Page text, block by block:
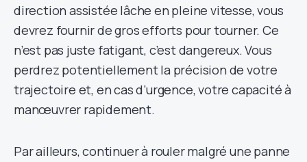
direction assistée lâche en pleine vitesse, vous
devrez fournir de gros efforts pour tourner. Ce
n’est pas juste fatigant, c’est dangereux. Vous
perdrez potentiellement la précision de votre
trajectoire et, en cas d’urgence, votre capacité à
manœuvrer rapidement.
Par ailleurs, continuer à rouler malgré une panne